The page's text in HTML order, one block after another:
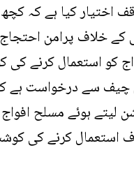
اختیار کیا ہے کہ
کے خلاف پرامن
کو استعمال کرنے
چیف سے درخواست ہے
لیتے ہوئے مسلح
استعمال کرنے کی